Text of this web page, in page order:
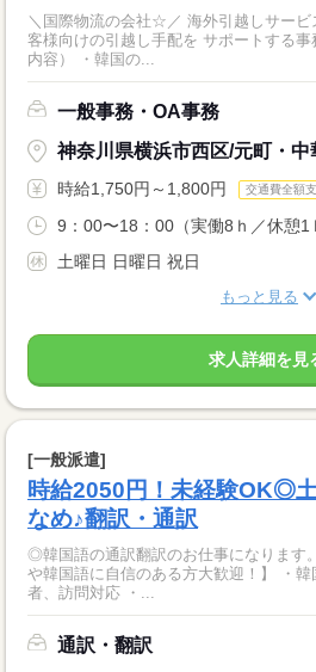
＼国際物流の会社☆／ 海外引越しサービ
客様向けの引越し手配を サポートする事務のお
内容） ・韓国の...
一般事務・OA事務
神奈川県横浜市西区/元町・中
時給1,750円～1,800円 交通費全額
9：00〜18：00（実働8ｈ／休憩1
土曜日 日曜日 祝日
もっと見る
求人詳細を見
[一般派遣]
時給2050円！未経験OK◎
なめ♪翻訳・通訳
◎韓国語の通訳翻訳のお仕事になります
や韓国語に自信のある方大歓迎！】 ・韓国語通訳、翻訳業務 ・来訪
者、訪問対応 ・...
通訳・翻訳